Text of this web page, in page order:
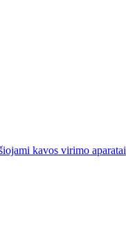
kavos virimo aparatai